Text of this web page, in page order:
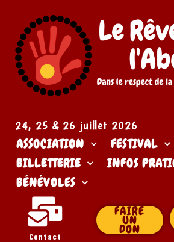
24, 25 & 26 juillet 2026​
ASSOCIATION
FESTIVAL
BILLETTERIE
INFOS
BÉNÉVOLES
Contact
FAIRE
UN
DON